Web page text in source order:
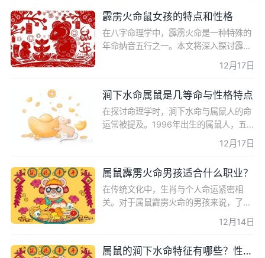
霹雳火命鼠女孩的特点和性格
在八字命理学中，霹雳火命是一种特殊的
年命纳音五行之一。本文将深入探讨霹雳
向，揭示她们在生活和事业中的独特表
12月17日
涧下水命属鼠是几等命与性格特点
在探讨命理学时，涧下水命与属鼠人的命
运常被提及。1996年出生的属鼠人，五
行属涧下水命，他们的命运如何？本文将
深入解析涧下水命属鼠人的命理特点、性
12月17日
属鼠霹雳火命男孩适合什么职业？
在传统文化中，生肖与个人命运紧密相
关。对于属鼠霹雳火命的男孩来说，了解
要。本文将深入探讨属鼠霹雳火命男孩的
12月14日
属鼠的涧下水命特征有哪些？性格事业爱情解析